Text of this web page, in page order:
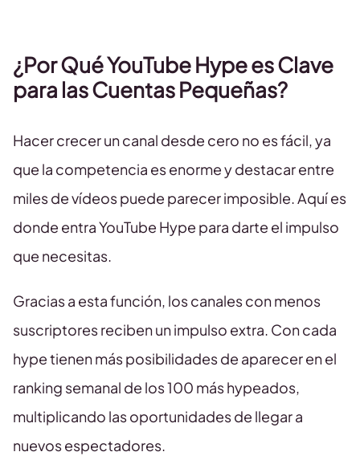
¿Por Qué YouTube Hype es Clave
para las Cuentas Pequeñas?
Hacer crecer un canal desde cero no es fácil, ya
que la competencia es enorme y destacar entre
miles de vídeos puede parecer imposible. Aquí es
donde entra YouTube Hype para darte el impulso
que necesitas.
Gracias a esta función, los canales con menos
suscriptores reciben un impulso extra. Con cada
hype tienen más posibilidades de aparecer en el
ranking semanal de los 100 más hypeados,
multiplicando las oportunidades de llegar a
nuevos espectadores.